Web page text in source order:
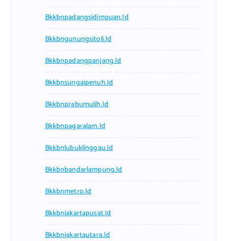
Bkkbnpadangsidimpuan.id
Bkkbngunungsitoli.id
Bkkbnpadangpanjang.id
Bkkbnsungaipenuh.id
Bkkbnprabumulih.id
Bkkbnpagaralam.id
Bkkbnlubuklinggau.id
Bkkbnbandarlampung.id
Bkkbnmetro.id
Bkkbnjakartapusat.id
Bkkbnjakartautara.id